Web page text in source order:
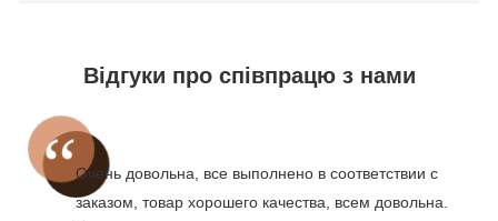
Відгуки про співпрацю з нами
Очень довольна, все выполнено в соответствии с
заказом, товар хорошего качества, всем довольна.